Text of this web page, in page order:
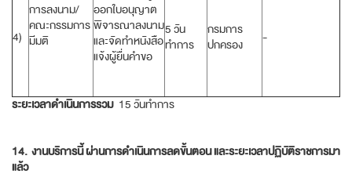
4)
การลงนาม/
คณะกรรมการ
มีมติ
ออกใบอนุญาต
พิจารณาลงนาม
และจัดทำหนังสือ
แจ้งผู้ยื่นคำขอ
5 วัน
ทำการ
กรมการ
ปกครอง
-
ระยะเวลาดำเนินการรวม 15 วันทำการ
14. งานบริการนี้ ผ่านการดำเนินการลดขั้นตอน และระยะเวลาปฏิบัติราชการมา
แล้ว